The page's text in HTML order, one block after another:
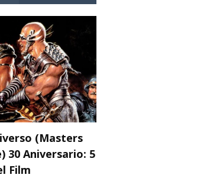
(Masters
30 Aniversario: 5
Film